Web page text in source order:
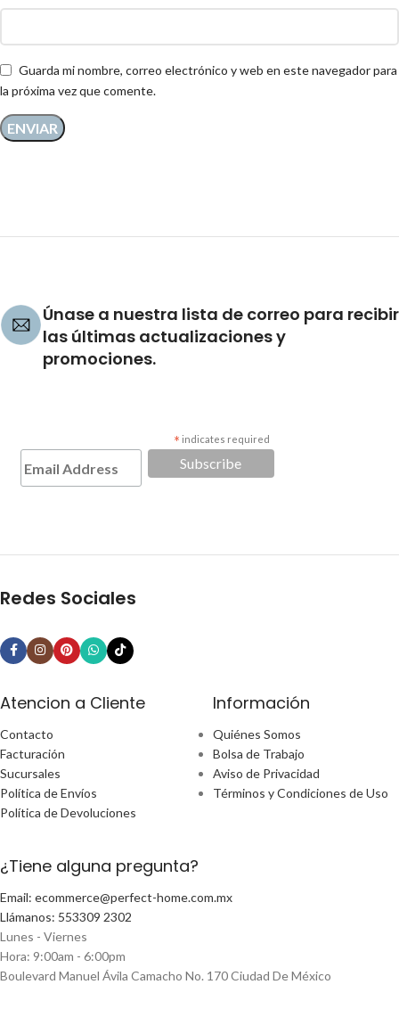
Guarda mi nombre, correo electrónico y web en este navegador para
la próxima vez que comente.
Únase a nuestra lista de correo para recibir
las últimas actualizaciones y
promociones.
* indicates required
Redes Sociales
Atencion a Cliente
Contacto
Facturación
Sucursales
Política de Envíos
Política de Devoluciones
Información
Quiénes Somos
Bolsa de Trabajo
Aviso de Privacidad
Términos y Condiciones de Uso
¿Tiene alguna pregunta?
Email: ecommerce@perfect-home.com.mx
Llámanos: 553309 2302
Lunes - Viernes
Hora: 9:00am - 6:00pm
Boulevard Manuel Ávila Camacho No. 170 Ciudad De México